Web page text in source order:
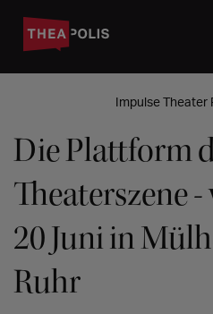
Impulse Theater
Die Plattform
Theaterszene
20 Juni in
Ruhr